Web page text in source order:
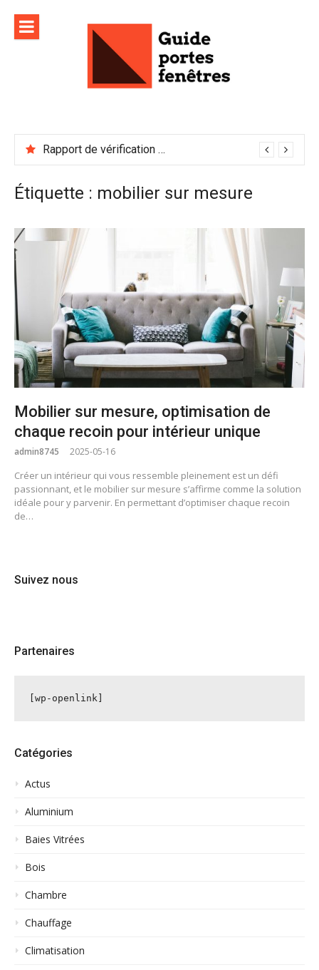
contenu
Rapport de vérification sécurité : à conserver précieusement
Étiquette : mobilier sur mesure
Mobilier sur mesure, optimisation de
chaque recoin pour intérieur unique
admin8745 2025-05-16
Créer un intérieur qui vous ressemble pleinement est un défi
passionnant, et le mobilier sur mesure s’affirme comme la solution
idéale pour y parvenir. En permettant d’optimiser chaque recoin
de…
Suivez nous
Partenaires
[wp-openlink]
Catégories
Actus
Aluminium
Baies Vitrées
Bois
Chambre
Chauffage
Climatisation